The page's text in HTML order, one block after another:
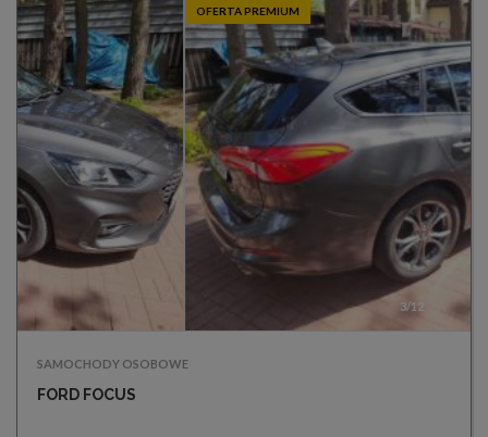
OFERTA PREMIUM
SAMOCHODY OSOBOWE
FORD FOCUS